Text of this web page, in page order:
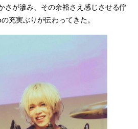
さが滲み、その余裕さえ感じさせる佇
充実ぶりが伝わってきた。